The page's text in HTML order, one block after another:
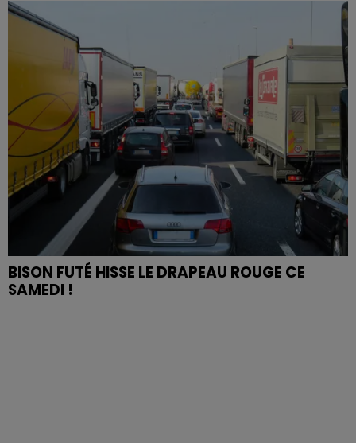
BISON FUTÉ HISSE LE DRAPEAU ROUGE CE
SAMEDI !